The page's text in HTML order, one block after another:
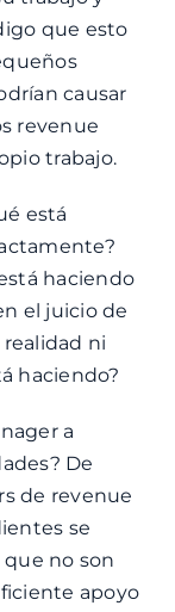
que esto
causar
revenue
trabajo.
está
haciendo
el juicio de
ni
haciendo?
a
De
de revenue
se
no son
apoyo